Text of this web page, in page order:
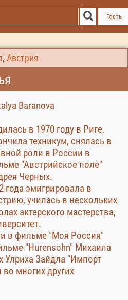
Гость
, Австрия
Baranova
в 1970 году в Риге.
техникум, снялась в
роли в России в
"Австрийское поле"
Черных.
года эмигрировала в
училась в нескольких
актерского мастерства,
в фильме "Моя Россия"
"Hurensohn" Михаила
Улриха Зайдла "Импорт
многих других